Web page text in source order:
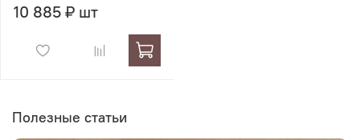
10 885 ₽ шт
Полезные статьи